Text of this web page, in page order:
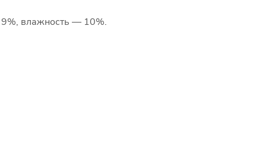
влажность — 10%.